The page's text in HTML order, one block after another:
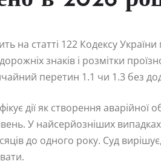
на статті 122 Кодексу
знаків і розмітки
перетин 1.1 чи 1.3 без
дії як створення
У найсерйозніших
до одного року. Суд